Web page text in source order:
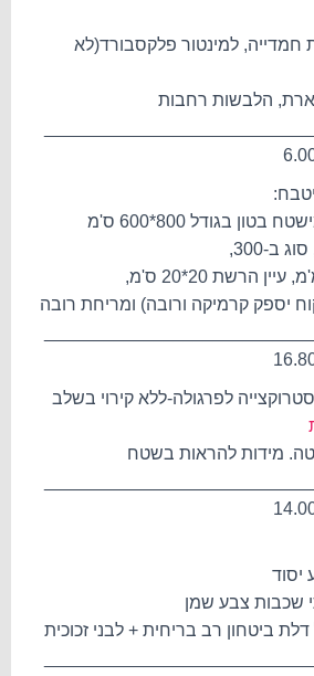
למינטור פלקסבורד(לא
הלבשות רחבות
בגודל 800*600 ס'מ
יספק קרמיקה ורובה) ומריחת רובה
לפרגולה-ללא קירוי בשלב
מידות להראות בשטח
יסוד
שכבות צבע שמן
ביטחון רב בריחית + לבני זכוכית